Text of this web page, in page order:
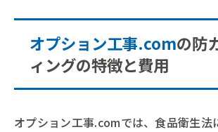
オプション工事.comの防
ィングの特徴と費用
オプション工事.comでは、食品衛生法